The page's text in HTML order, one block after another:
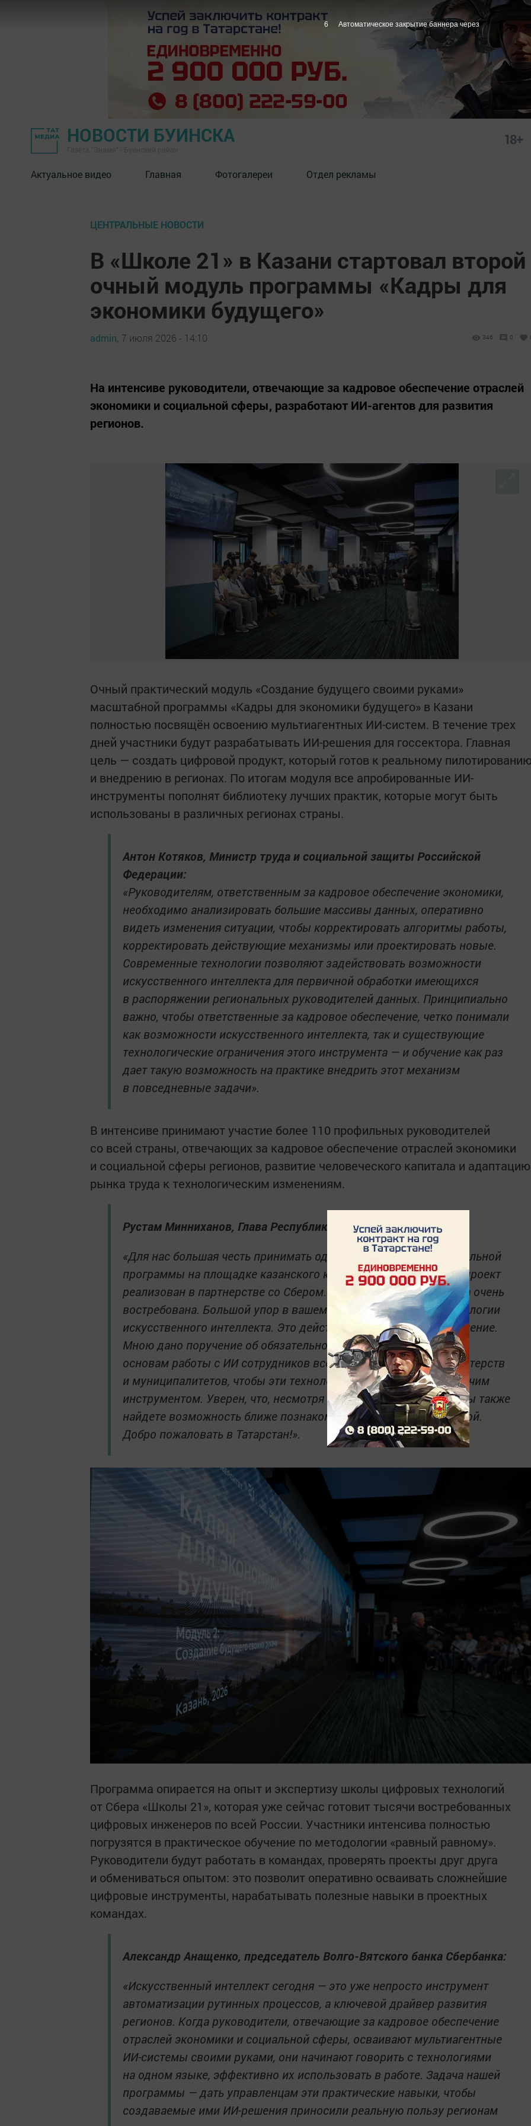
НОВОСТИ БУИНСКА 18+
Актуальное видео Главная Фотогалереи Отдел рекламы
ЦЕНТРАЛЬНЫЕ НОВОСТИ
В «Школе 21» в Казани стартовал второй
очный модуль программы «Кадры для
экономики будущего»
admin, 7 июля 2026 - 14:10 346 0
На интенсиве руководители, отвечающие за кадровое обеспечение отраслей
экономики и социальной сферы, разработают ИИ-агентов для развития
регионов.
Очный практический модуль «Создание будущего своими руками»
масштабной программы «Кадры для экономики будущего» в Казани
полностью посвящён освоению мультиагентных ИИ-систем. В течение трех
дней участники будут разрабатывать ИИ-решения для госсектора. Главная
цель — создать цифровой продукт, который готов к реальному
и внедрению в регионах. По итогам модуля все апробированные ИИ-
инструменты пополнят библиотеку лучших практик, которые могут быть
использованы в различных регионах страны.
Антон Котяков, Министр труда и социальной защиты Российской
Федерации:
«Руководителям, ответственным за кадровое обеспечение экономики,
необходимо анализировать большие массивы данных, оперативно
видеть изменения ситуации, чтобы корректировать алгоритмы работы,
корректировать действующие механизмы или проектировать новые.
Современные технологии позволяют задействовать возможности
искусственного интеллекта для первичной обработки имеющихся
в распоряжении региональных руководителей данных. Принципиально
важно, чтобы ответственные за кадровое обеспечение, четко понимали
как возможности искусственного интеллекта, так и существующие
технологические ограничения этого инструмента — и обучение как раз
дает такую возможность на практике внедрить этот механизм
в повседневные задачи».
В интенсиве принимают участие более 110 профильных руководителей
со всей страны, отвечающих за кадровое обеспечение отраслей экономики
и социальной сферы регионов, развитие человеческого капитала и адаптацию
рынка труда к технологическим изменениям.
Рустам Минниханов, Глава Республики Татарстан:
«Для нас большая честь принимать один из модулей образовательной
программы на площадке казанского кампуса „Школа 21“. Этот проект
реализован в партнерстве со Сбером. Сегодня данная площадка очень
востребована. Большой упор в вашем обучении сделан на технологии
искусственного интеллекта. Это действительно важное направление.
Мною дано поручение об обязательном персональном обучении
основам работы с ИИ сотрудников всех республиканских министерств
и муниципалитетов, чтобы эти технологии стали реальным рабочим
инструментом. Уверен, что, несмотря на интенсивный график, вы также
найдете возможность ближе познакомиться с нашей республикой.
Добро пожаловать в Татарстан!».
Программа опирается на опыт и экспертизу школы цифровых технологий
от Сбера «Школы 21», которая уже сейчас готовит тысячи востребованных
цифровых инженеров по всей России. Участники интенсива полностью
погрузятся в практическое обучение по методологии «равный равному».
Руководители будут работать в командах, проверять проекты друг друга
и обмениваться опытом: это позволит оперативно осваивать сложнейшие
цифровые инструменты, нарабатывать полезные навыки в проектных
командах.
Александр Анащенко, председатель Волго-Вятского банка Сбербанка:
«Искусственный интеллект сегодня — это уже непросто инструмент
автоматизации рутинных процессов, а ключевой драйвер развития
регионов. Когда руководители, отвечающие за кадровое обеспечение
отраслей экономики и социальной сферы, осваивают мультиагентные
ИИ-системы своими руками, они начинают говорить с технологиями
на одном языке, эффективно их использовать в работе. Задача нашей
программы — дать управленцам эти практические навыки, чтобы
создаваемые ими ИИ-решения приносили реальную пользу регионам
4 Автоматическое закрытие баннера через